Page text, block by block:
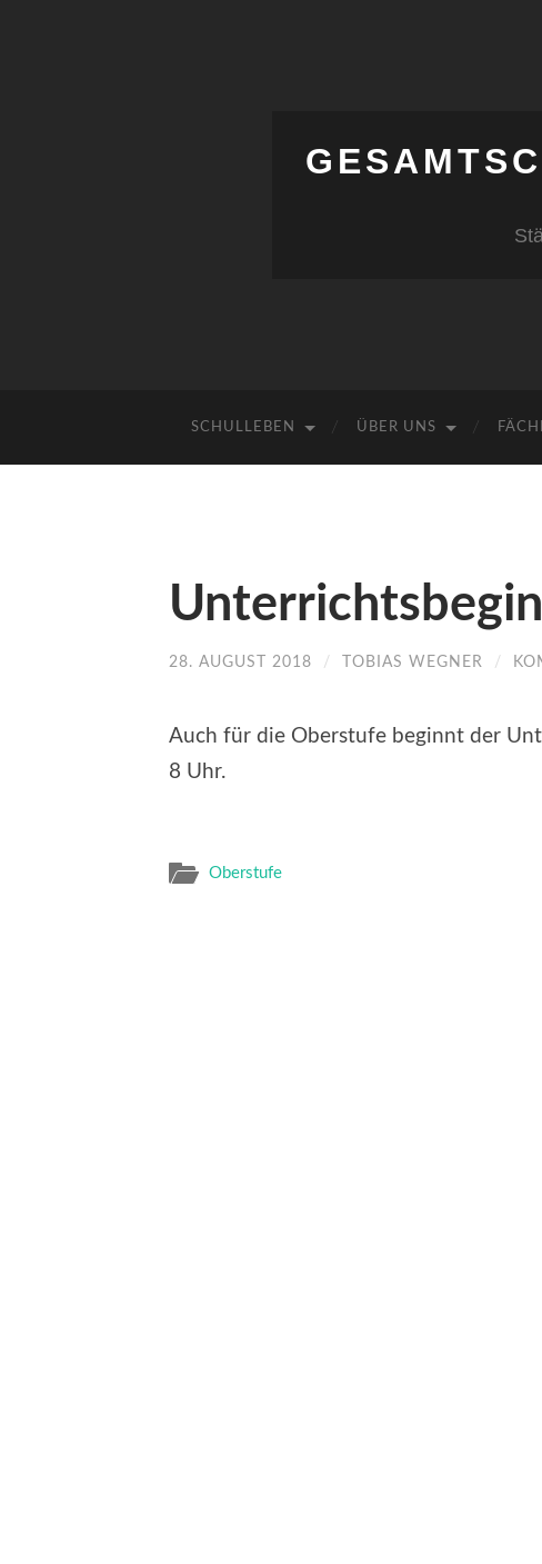
SCHULLEBEN ÜBER UNS
28. AUGUST 2018 / TOBIAS WEGNER /
Auch für die Oberstufe beginnt der
8 Uhr.
Oberstufe